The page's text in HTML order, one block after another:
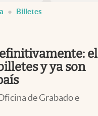
Billetes
el
y ya son
de Grabado e